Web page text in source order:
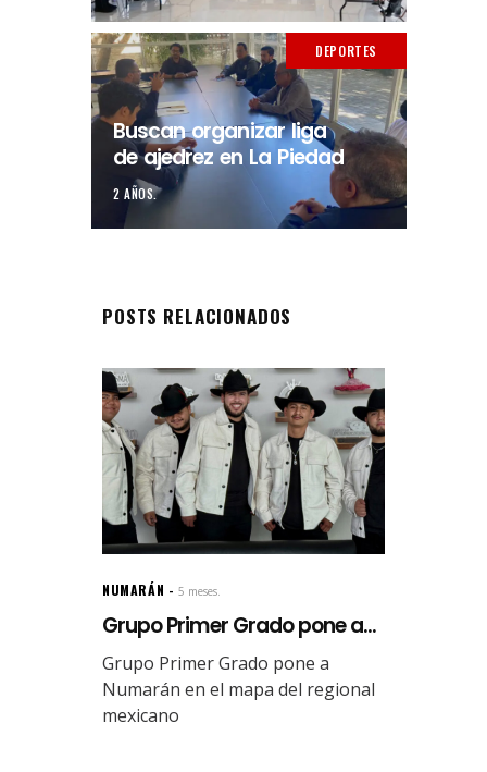
DEPORTES
Buscan organizar liga
de ajedrez en La Piedad
2 AÑOS.
POSTS RELACIONADOS
NUMARÁN 5 meses.
Grupo Primer Grado pone a...
Grupo Primer Grado pone a
Numarán en el mapa del regional
mexicano